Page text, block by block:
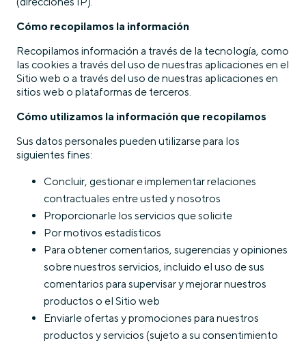
Cómo recopilamos la información
Recopilamos información a través de la tecnología, como
las cookies a través del uso de nuestras aplicaciones en el
Sitio web o a través del uso de nuestras aplicaciones en
sitios web o plataformas de terceros.
Cómo utilizamos la información que recopilamos
Sus datos personales pueden utilizarse para los
siguientes fines:
Concluir, gestionar e implementar relaciones
contractuales entre usted y nosotros
Proporcionarle los servicios que solicite
Por motivos estadísticos
Para obtener comentarios, sugerencias y opiniones
sobre nuestros servicios, incluido el uso de sus
comentarios para supervisar y mejorar nuestros
productos o el Sitio web
Enviarle ofertas y promociones para nuestros
productos y servicios (sujeto a su consentimiento